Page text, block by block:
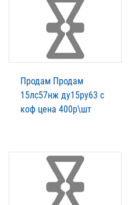
Продам Продам
15лс57нж ду15ру63 с
коф цена 400р\шт